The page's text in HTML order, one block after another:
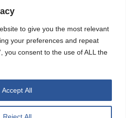
to give you the most relevant
your preferences and repeat
you consent to the use of ALL the
Reject All
Accept All
體
用
智能自
動化
公司據點
力
廣錠徵才
即時訊
投資人
專區